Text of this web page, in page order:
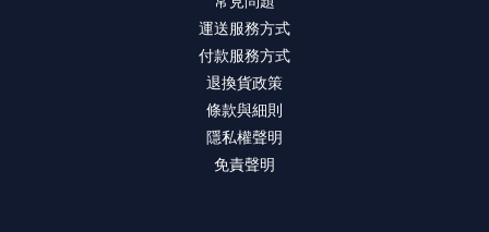
運送服務方式
付款服務方式
退換貨政策
條款與細則
隱私權聲明
免責聲明